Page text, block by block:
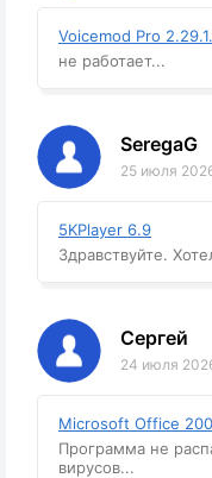
Voicemod Pro
не работает...
SeregaG
25 июля
5KPlayer 6.9
Здравствуйте.
Сергей
24 июля
Microsoft Office
Программа не
вирусов...